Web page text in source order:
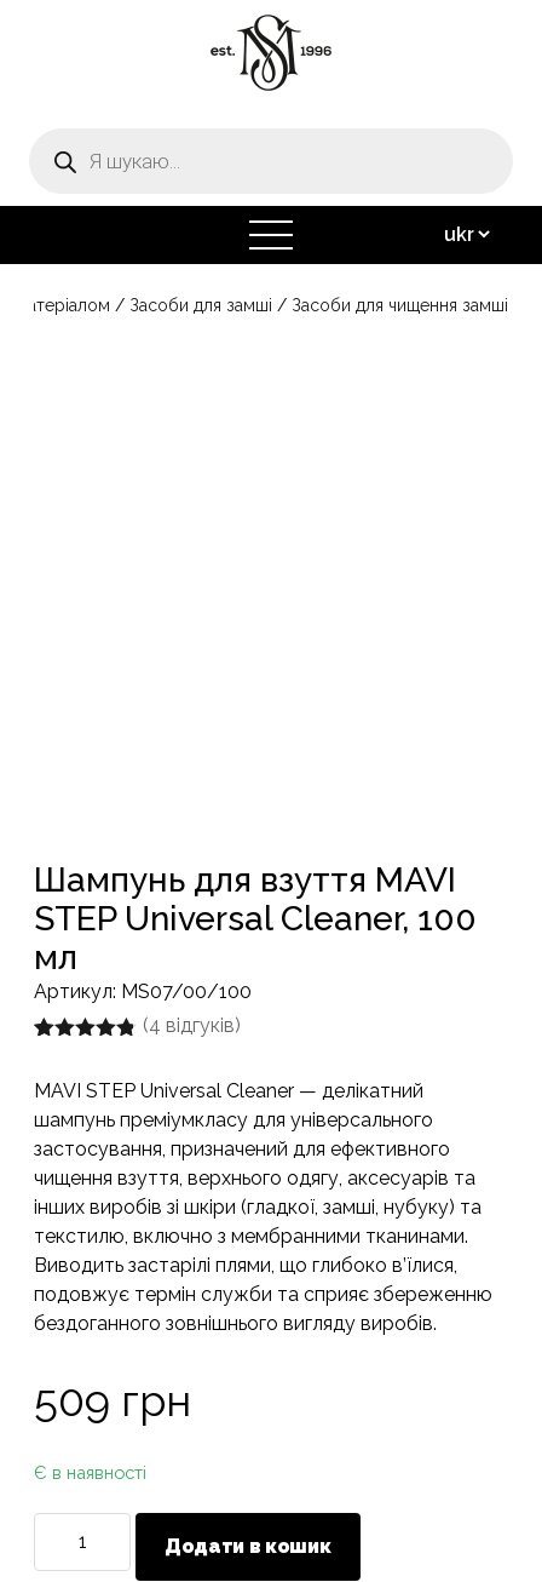
товарів
відкрити
меню
матеріалом / Засоби для замші / Засоби для чищення замші
Шампунь для взуття MAVI
STEP Universal Cleaner, 100
мл
Артикул: MS07/00/100
основі
опитування
покупців
(4 відгуків)
MAVI STEP Universal Cleaner — делікатний
шампунь преміумкласу для універсального
застосування, призначений для ефективного
чищення взуття, верхнього одягу, аксесуарів та
інших виробів зі шкіри (гладкої, замші, нубуку) та
текстилю, включно з мембранними тканинами.
Виводить застарілі плями, що глибоко в’їлися,
подовжує термін служби та сприяє збереженню
бездоганного зовнішнього вигляду виробів.
509 грн
Є в наявності
Додати в кошик